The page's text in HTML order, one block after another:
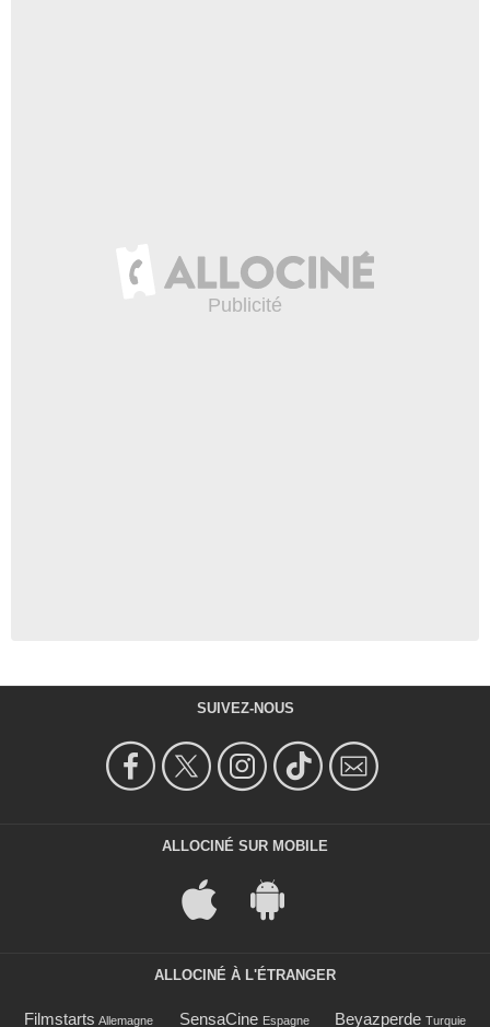
SUIVEZ-NOUS
ALLOCINÉ SUR MOBILE
ALLOCINÉ À L'ÉTRANGER
Filmstarts Allemagne SensaCine Espagne Beyazperde Turquie